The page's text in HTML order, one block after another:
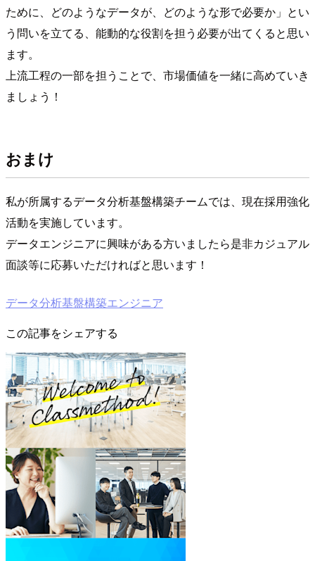
ために、どのようなデータが、どのような形で必要か」とい
う問いを立てる、能動的な役割を担う必要が出てくると思い
ます。
上流工程の一部を担うことで、市場価値を一緒に高めていき
ましょう！
おまけ
私が所属するデータ分析基盤構築チームでは、現在採用強化
活動を実施しています。
データエンジニアに興味がある方いましたら是非カジュアル
面談等に応募いただければと思います！
データ分析基盤構築エンジニア
この記事をシェアする